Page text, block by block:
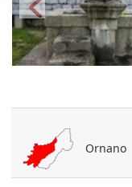
Ornano